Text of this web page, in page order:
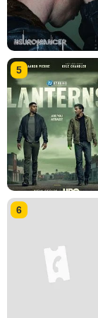
5
6